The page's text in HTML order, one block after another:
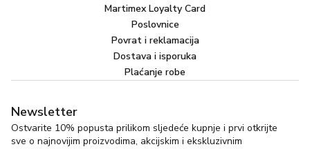
Martimex Loyalty Card
Poslovnice
Povrat i reklamacija
Dostava i isporuka
Plaćanje robe
Newsletter
Ostvarite 10% popusta prilikom sljedeće kupnje i prvi otkrijte
sve o najnovijim proizvodima, akcijskim i ekskluzivnim